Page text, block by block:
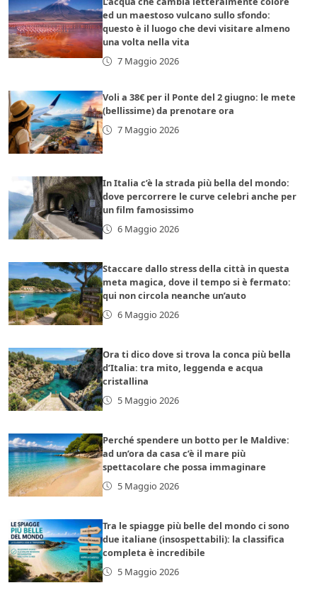
ed un maestoso vulcano sullo sfondo:
questo è il luogo che devi visitare almeno
una volta nella vita
7 Maggio 2026
Voli a 38€ per il Ponte del 2 giugno: le mete
(bellissime) da prenotare ora
7 Maggio 2026
In Italia c’è la strada più bella del mondo:
dove percorrere le curve celebri anche per
un film famosissimo
6 Maggio 2026
Staccare dallo stress della città in questa
meta magica, dove il tempo si è fermato:
qui non circola neanche un’auto
6 Maggio 2026
Ora ti dico dove si trova la conca più bella
d’Italia: tra mito, leggenda e acqua
cristallina
5 Maggio 2026
Perché spendere un botto per le Maldive:
ad un’ora da casa c’è il mare più
spettacolare che possa immaginare
5 Maggio 2026
Tra le spiagge più belle del mondo ci sono
due italiane (insospettabili): la classifica
completa è incredibile
5 Maggio 2026